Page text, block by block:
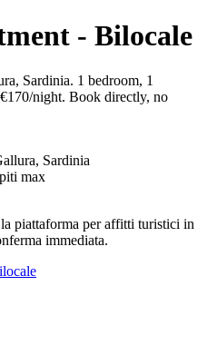
- Bilocale
Sardinia. 1 bedroom, 1
night. Book directly, no
Sardinia
max
piattaforma per affitti turistici in
immediata.